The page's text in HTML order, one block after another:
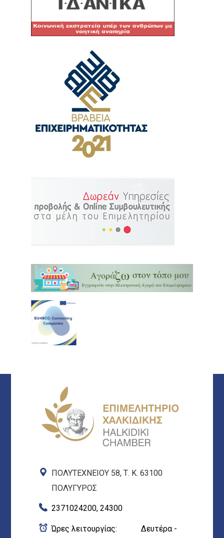
ΠΟΛΥΤΕΧΝΕΙΟΥ 58, Τ. Κ. 63100
ΠΟΛΥΓΥΡΟΣ
2371024200, 24300
Ώρες λειτουργίας: Δευτέρα -